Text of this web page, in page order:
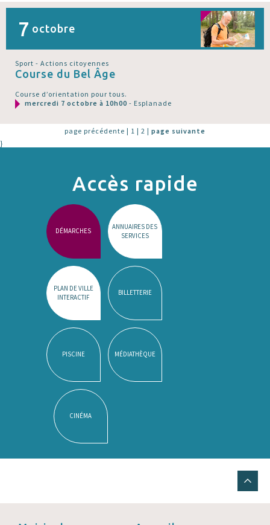
7 octobre
Sport - Actions citoyennes
Course du Bel Âge
Course d’orientation pour tous.
mercredi 7 octobre à 10h00 - Esplanade
page précédente | 1 | 2 | page suivante
}
Accès rapide
DÉMARCHES
ANNUAIRES DES
SERVICES
PLAN DE VILLE
INTERACTIF
BILLETTERIE
PISCINE MÉDIATHÈQUE
CINÉMA